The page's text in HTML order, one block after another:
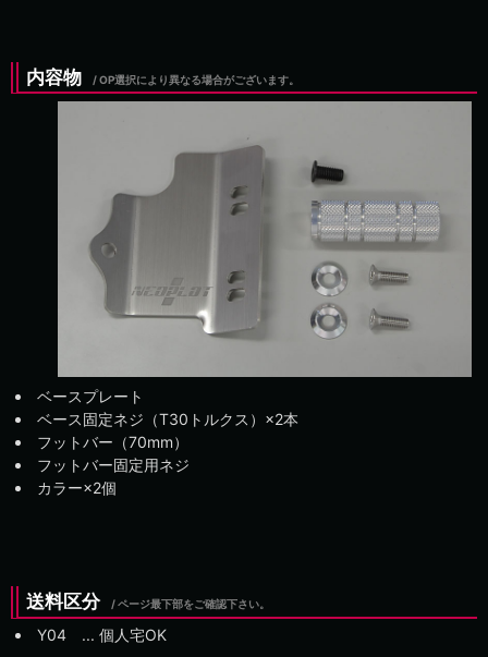
内容物 / OP選択により異なる場合がございます。
ベースプレート
ベース固定ネジ（T30トルクス）×2本
フットバー（70mm）
フットバー固定用ネジ
カラー×2個
送料区分 / ページ最下部をご確認下さい。
Y04 ... 個人宅OK